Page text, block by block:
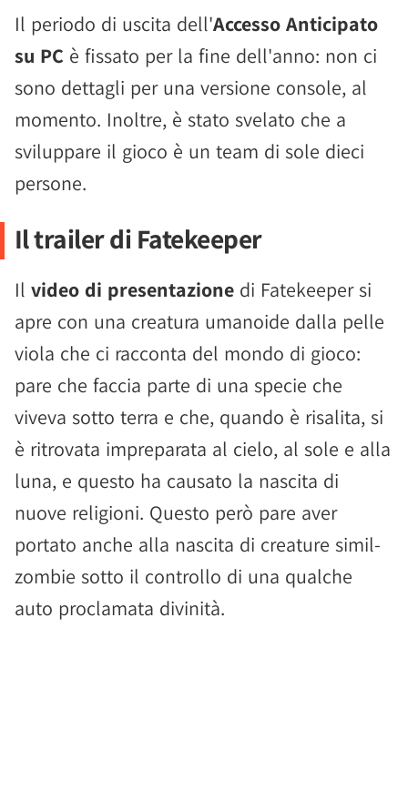
Il periodo di uscita dell'Accesso Anticipato
su PC è fissato per la fine dell'anno: non ci
sono dettagli per una versione console, al
momento. Inoltre, è stato svelato che a
sviluppare il gioco è un team di sole dieci
persone.
Il trailer di Fatekeeper
Il video di presentazione di Fatekeeper si
apre con una creatura umanoide dalla pelle
viola che ci racconta del mondo di gioco:
pare che faccia parte di una specie che
viveva sotto terra e che, quando è risalita, si
è ritrovata impreparata al cielo, al sole e alla
luna, e questo ha causato la nascita di
nuove religioni. Questo però pare aver
portato anche alla nascita di creature simil-
zombie sotto il controllo di una qualche
auto proclamata divinità.